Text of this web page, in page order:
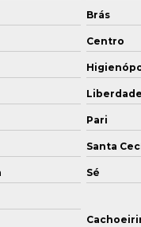
sob medida
de reposição
seriadas
de suspensão veicular
usinadas
em cnc
para indústria de
mecânicas
Brás
Centro
Liberdade
Pari
Santa
Sé